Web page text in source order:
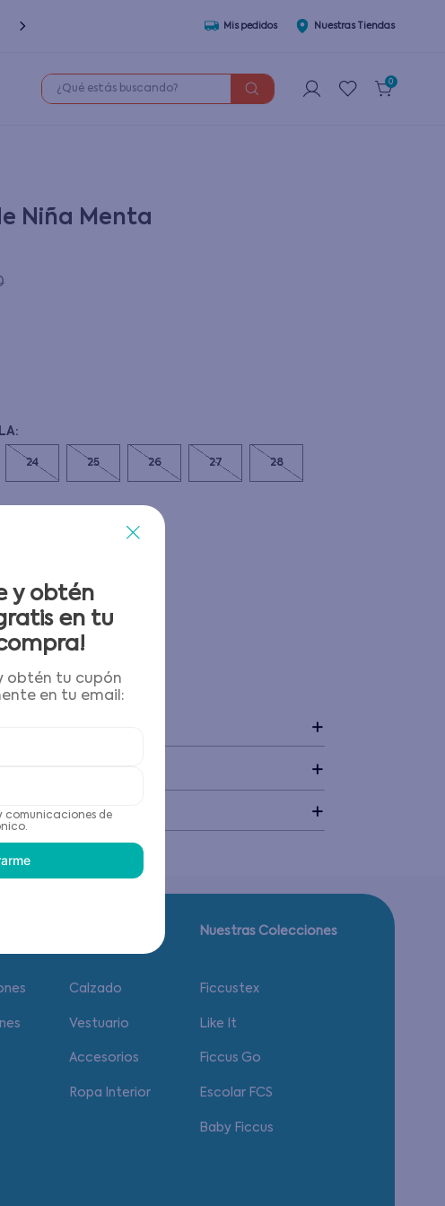
Mis pedidos Nuestras Tiendas
¿Qué estás buscando? 0
Niña Menta
24 25 26 27 28
y devoluciones
+
de cuidado
Calzado
Vestuario
Accesorios
Ropa Interior
Nuestras Colecciones
Ficcustex
Like It
Ficcus Go
Escolar FCS
Baby Ficcus
y obtén
en tu
obtén tu cupón
en tu email:
comunicaciones de